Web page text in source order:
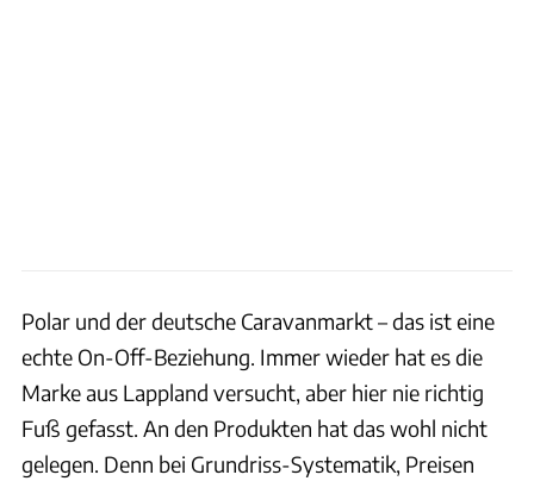
Polar und der deutsche Caravanmarkt – das ist eine
echte On-Off-Beziehung. Immer wieder hat es die
Marke aus Lappland versucht, aber hier nie richtig
Fuß gefasst. An den Produkten hat das wohl nicht
gelegen. Denn bei Grundriss-Systematik, Preisen